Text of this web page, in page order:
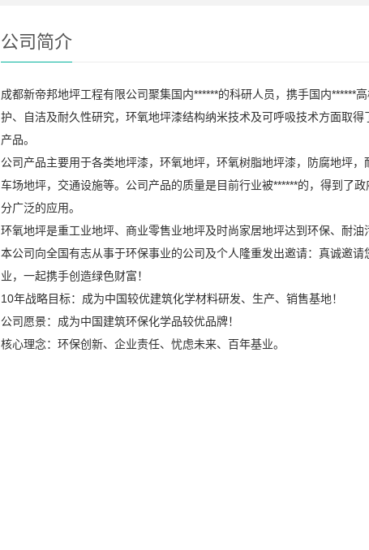
公司简介
成都新帝邦地坪工程有限公司聚集国内******的科研人员，携手国内******
护、自洁及耐久性研究，环氧地坪漆结构纳米技术及可呼吸技术方面取
产品。
公司产品主要用于各类地坪漆，环氧地坪，环氧树脂地坪漆，防腐地坪
车场地坪，交通设施等。公司产品的质量是目前行业被******的，得到了
分广泛的应用。
环氧地坪是重工业地坪、商业零售业地坪及时尚家居地坪达到环保、耐油
本公司向全国有志从事于环保事业的公司及个人隆重发出邀请：真诚邀
业，一起携手创造绿色财富！
10年战略目标：成为中国较优建筑化学材料研发、生产、销售基地！
公司愿景：成为中国建筑环保化学品较优品牌！
核心理念：环保创新、企业责任、忧虑未来、百年基业。